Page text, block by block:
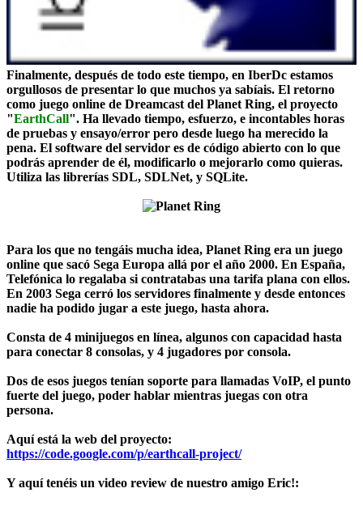
Finalmente, después de todo este tiempo, en IberDc estamos
orgullosos de presentar lo que muchos ya sabíais. El retorno
como juego online de Dreamcast del Planet Ring, el proyecto
"EarthCall". Ha llevado tiempo, esfuerzo, e incontables horas
de pruebas y ensayo/error pero desde luego ha merecido la
pena. El software del servidor es de código abierto con lo que
podrás aprender de él, modificarlo o mejorarlo como quieras.
Utiliza las librerías SDL, SDLNet, y SQLite.
Para los que no tengáis mucha idea, Planet Ring era un juego
online que sacó Sega Europa allá por el año 2000. En España,
Telefónica lo regalaba si contratabas una tarifa plana con ellos.
En 2003 Sega cerró los servidores finalmente y desde entonces
nadie ha podido jugar a este juego, hasta ahora.
Consta de 4 minijuegos en línea, algunos con capacidad hasta
para conectar 8 consolas, y 4 jugadores por consola.
Dos de esos juegos tenían soporte para llamadas VoIP, el punto
fuerte del juego, poder hablar mientras juegas con otra
persona.
Aquí está la web del proyecto:
https://code.google.com/p/earthcall-project/
Y aquí tenéis un video review de nuestro amigo Eric!: